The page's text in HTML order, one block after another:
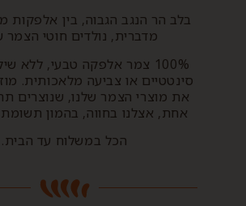
בלב הר הנגב הגבוה, בין אלפקות
מדברית, נולדים חוטי הצמר
100% צמר אלפקה טבעי, ללא
סינטטיים או צביעה מלאכותית.
את מוצרי הצמר שלנו, שנוצרים
אחת, אצלנו בחווה, בהמון
הכל במשלוח עד הבית.